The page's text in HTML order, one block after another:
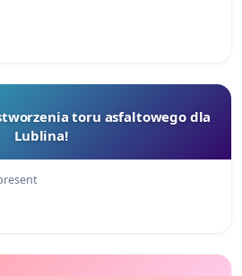
toru asfaltowego dla
Lublina!